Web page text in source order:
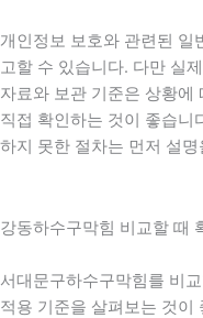
개인정보 보호와 관련된 일
고할 수 있습니다. 다만 실
자료와 보관 기준은 상황에
직접 확인하는 것이 좋습니
하지 못한 절차는 먼저 설
강동하수구막힘 비교할 때
서대문구하수구막힘를 비
적용 기준을 살펴보는 것